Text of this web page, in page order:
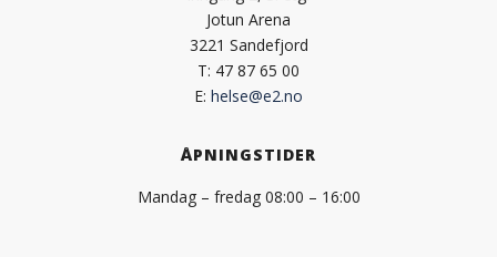
Jotun Arena
3221 Sandefjord
T: 47 87 65 00
E: helse@e2.no
ÅPNINGSTIDER
Mandag – fredag 08:00 – 16:00